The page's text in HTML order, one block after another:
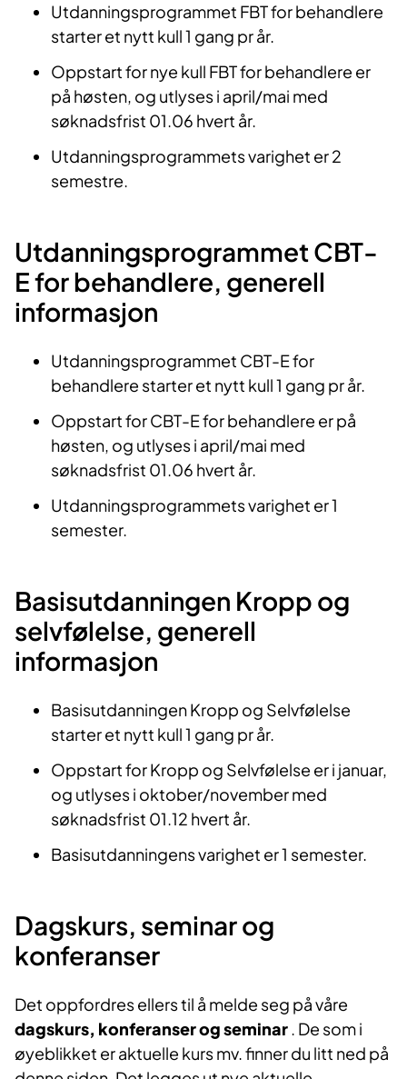
Utdanningsprogrammet FBT for behandlere
starter et nytt kull 1 gang pr år.
Oppstart for nye kull FBT for behandlere er
på høsten, og utlyses i april/mai med
søknadsfrist 01.06 hvert år.
Utdanningsprogrammets varighet er 2
semestre.
Utdanningsprogrammet CBT-
E for behandlere​, generell
informasjon
Utdanningsprogrammet CBT-E for
behandlere starter et nytt kull 1 gang pr år.
Oppstart for CBT-E for behandlere er på
høsten, og utlyses i april/mai med
søknadsfrist 01.06 hvert år.
Utdanningsprogrammets varighet er 1
semester.
Basisutdanningen Kropp og
selvfølelse, generell
informasjon
Basisutdanningen Kropp og Selvfølelse
starter et nytt kull 1 gang pr år.
Oppstart for Kropp og Selvfølelse er i januar,
og utlyses i oktober/november med
søknadsfrist 01.12 hvert år.
Basisutdanningens varighet er 1 semester.
Dagskurs, seminar og
konferanser
Det oppfordres ellers til å melde seg på våre
dagskurs, konferanser og seminar. De som i
øyeblikket er aktuelle kurs mv. finner du litt ned på